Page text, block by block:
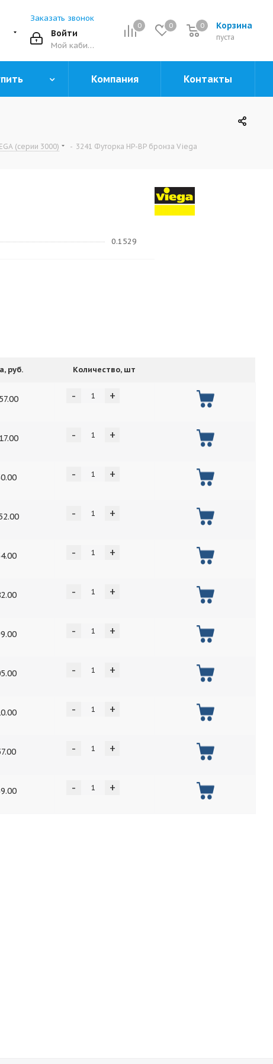
0 0 Корзина
0
пуста
0
Заказать звонок
Войти
Мой кабинет
Компания Контакты
(серии 3000) - 3241 Футорка НР-ВР бронза Viega
0.1529
руб. Количество, шт
- +
- +
- +
- +
- +
- +
- +
- +
- +
- +
- +